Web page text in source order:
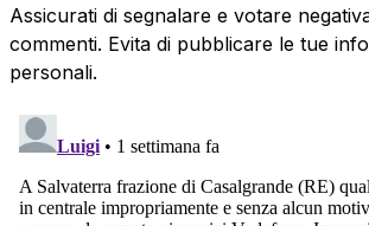
Assicurati di segnalare e votare
commenti. Evita di pubblicare le tue
personali.